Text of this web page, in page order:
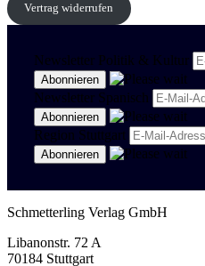
Vertrag widerrufen
Newsletter Politik & Kultur
Newsletter Spanisch
Region Stuttgart
Schmetterling Verlag GmbH
Libanonstr. 72 A
70184 Stuttgart